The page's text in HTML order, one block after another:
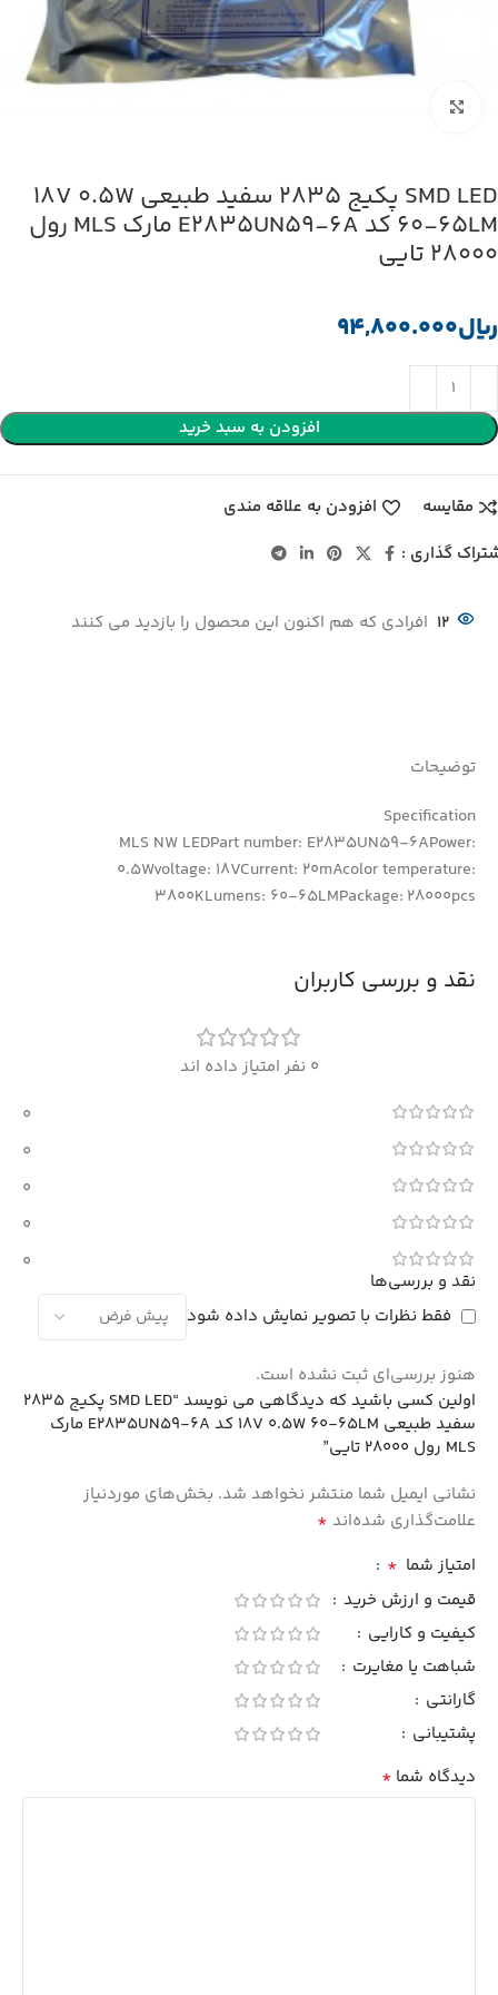
SMD LED پکیج 2835 سفید طبیعی 18V 0.5W
60-65LM کد E2835UN59-6A مارک MLS رول
28000 تایی
﷼
افزودن به سبد خرید
مقایسه
افزودن به علاقه مندی
گذاری :
12 افرادی که هم اکنون این محصول را بازدید می کنند
توضیحات
Specification
MLS NW LEDPart number: E2835UN59-6APower:
0.5Wvoltage: 18VCurrent: 20mAcolor temperature:
3800KLumens: 60-65LMPackage: 28000pcs
نقد و بررسی کاربران
0 نفر امتیاز داده اند
0
0
0
0
0
نقد و بررسی‌ها
فقط نظرات با تصویر نمایش داده شود
هنوز بررسی‌ای ثبت نشده است.
اولین کسی باشید که دیدگاهی می نویسد “SMD LED پکیج 2835
سفید طبیعی 18V 0.5W 60-65LM کد E2835UN59-6A مارک
MLS رول 28000 تایی”
نشانی ایمیل شما منتشر نخواهد شد. بخش‌های موردنیاز
علامت‌گذاری شده‌اند *
امتیاز شما *
قیمت و ارزش خرید
کیفیت و کارایی
شباهت یا مغایرت
گارانتی
پشتیبانی
دیدگاه شما *